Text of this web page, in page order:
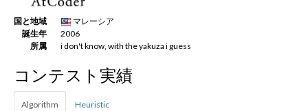
新規登録
国と地域
マレーシア
誕生年
2006
所属
i don't know, with the yakuza i guess
コンテスト実績
Algorithm Heuristic